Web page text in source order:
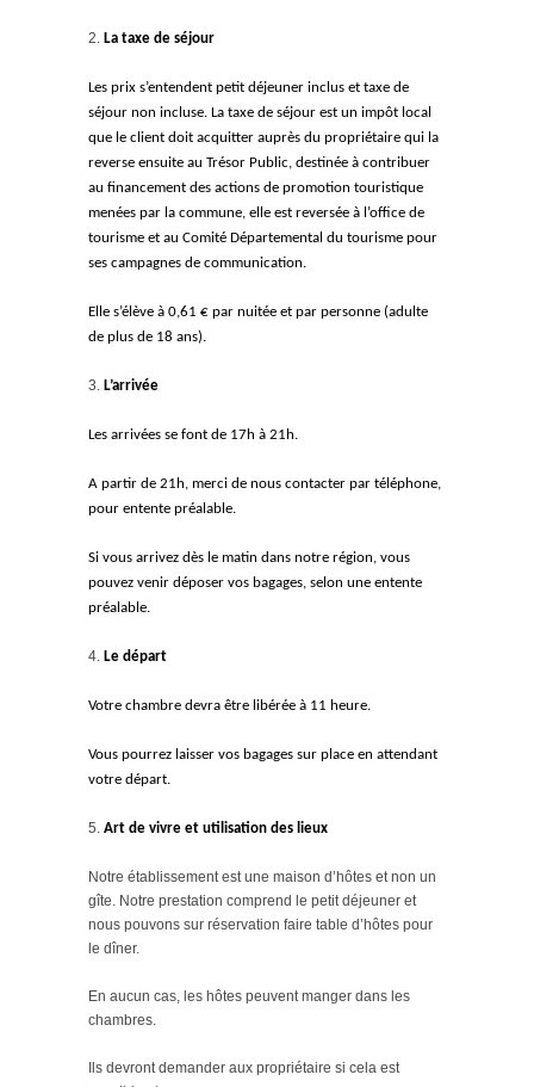
La taxe de séjour
Les prix s’entendent petit déjeuner inclus et taxe de
séjour non incluse. La taxe de séjour est un impôt local
que le client doit acquitter auprès du propriétaire qui la
reverse ensuite au Trésor Public, destinée à contribuer
au financement des actions de promotion touristique
menées par la commune, elle est reversée à l’office de
tourisme et au Comité Départemental du tourisme pour
ses campagnes de communication.
Elle s’élève à 0,61 € par nuitée et par personne (adulte
de plus de 18 ans).
L’arrivée
Les arrivées se font de 17h à 21h.
A partir de 21h, merci de nous contacter par téléphone,
pour entente préalable.
Si vous arrivez dès le matin dans notre région, vous
pouvez venir déposer vos bagages, selon une entente
préalable.
Le départ
Votre chambre devra être libérée à 11 heure.
Vous pourrez laisser vos bagages sur place en attendant
votre départ.
Art de vivre et utilisation des lieux
Notre établissement est une maison d’hôtes et non un
gîte. Notre prestation comprend le petit déjeuner et
nous pouvons sur réservation faire table d’hôtes pour
le dîner.
En aucun cas, les hôtes peuvent manger dans les
chambres.
Ils devront demander aux propriétaire si cela est